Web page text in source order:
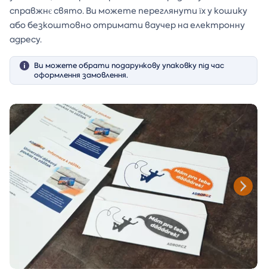
справжнє свято. Ви можете переглянути їх у кошику
або безкоштовно отримати ваучер на електронну
адресу.
Ви можете обрати подарункову упаковку під час
оформлення замовлення.